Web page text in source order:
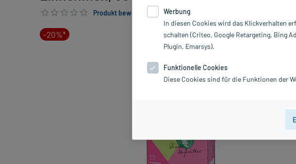
Produkt bewerten & PlusHerzen sichern
-20%*
Werbung
In diesen Cookies wird das Klickverhalten
schalten (Criteo, Google Retargeting, Bing
Plugin, Emarsys).
Funktionelle Cookies
Diese Cookies sind für die Funktionen der